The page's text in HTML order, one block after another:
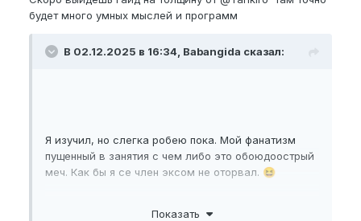
будет много умных мыслей и программ
В 02.12.2025 в 16:34, Babangida сказал:
Я изучил, но слегка робею пока. Мой фанатизм
пущенный в занятия с чем либо это обоюдоострый
меч. Как бы я се член эксом не оторвал. 😆
Показать